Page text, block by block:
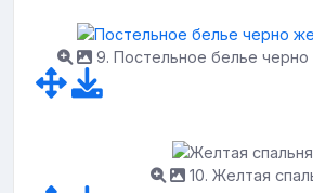
9. Постельное белье
10. Желтая